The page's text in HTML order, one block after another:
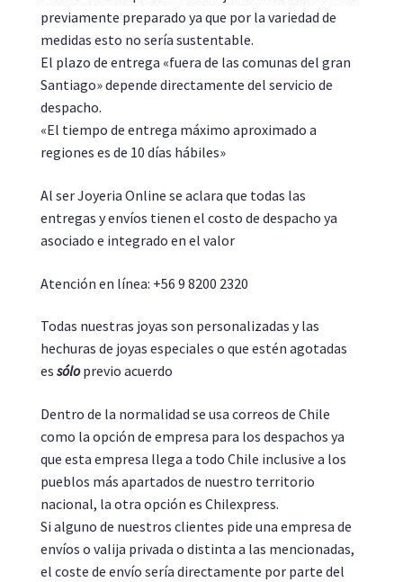
previamente preparado ya que por la variedad de
medidas esto no sería sustentable.
El plazo de entrega «fuera de las comunas del gran
Santiago» depende directamente del servicio de
despacho.
«El tiempo de entrega máximo aproximado a
regiones es de 10 días hábiles»
Al ser Joyeria Online se aclara que todas las
entregas y envíos tienen el costo de despacho ya
asociado e integrado en el valor
Atención en línea: +56 9 8200 2320
Todas nuestras joyas son personalizadas y las
hechuras de joyas especiales o que estén agotadas
essóloprevio acuerdo
Dentro de la normalidad se usa correos de Chile
como la opción de empresa para los despachos ya
que esta empresa llega a todo Chile inclusive a los
pueblos más apartados de nuestro territorio
nacional, la otra opción es Chilexpress.
Si alguno de nuestros clientes pide una empresa de
envíos o valija privada o distinta a las mencionadas,
el coste de envío sería directamente por parte del